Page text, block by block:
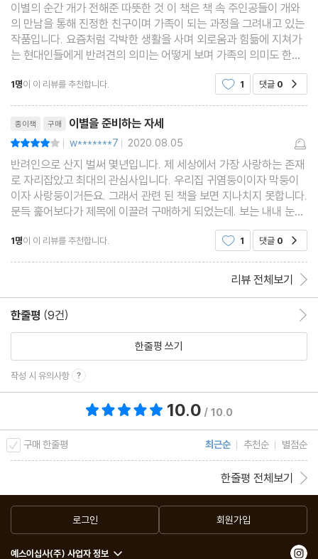
이별의 순간 개가 전해준 따뜻한 것 이 책은 책 속 주인공들이 개와
의 만남을 통해 진정한 친구이며 가족이 되는 과정을 그려내고 있는
작품입니다. 요즘처럼 각박한 생활을 사며 외로움과 힘듦에 지쳐가
는 현대인들에게 반려견의 의미는 어떻게 보며 가족의 의미도 한참
넘어서는 개념이기도 한 것 같습니다. 항상 내 곁에서 내가 어떤 잘
못을 해도 어떤 이유를 막론하고 내 편인 존재,
1명이 이 리뷰를 추천합니다. 1 댓글 0
종이책 구매 이별을 준비하는 자세
| w*******7 | 2020.08.05
반려인으로 산지 벌써 몇년입니다. 제 세상에서 가장 사랑하는 존재
로 자리잡았고 최대의 관심사입니다. 우리집 귀염둥이이자 막둥이
이자 사랑둥이거든요. 그래서 관련 된 책을 보면 지나치지 못합니다.
문득 훑어보다가 제목에 이끌려 구매하게 되었는데. 보는 내내 눈물
이 흘렀습니다. 아직도 이별이라는 말만 나오면, 무지개 다리라는 말
만 나와도 눈물이 나옵니다. 어쩔 수 없이 강
1명이 이 리뷰를 추천합니다. 1 댓글 0
리뷰 전체보기
한줄평 (9건)
한줄평 쓰기
작성 시 유의사항
10.0 / 10.0
구매 한줄평 최근순 추천순 별점순
한줄평 전체보기
로그인 회원가입
예스이십사(주) 사업자 정보